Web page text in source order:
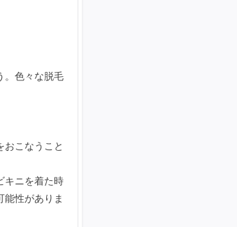
。色々な脱毛
おこなうこと
キニを着た時
能性がありま